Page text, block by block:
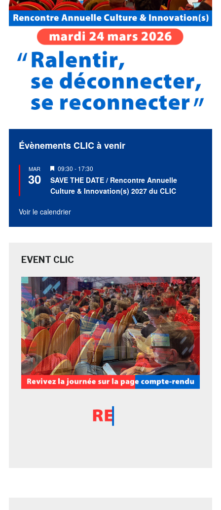
Évènements CLIC à venir
MAR
30
Mis
en
avant
09:30 - 17:30
SAVE THE DATE / Rencontre Annuelle
Culture & Innovation(s) 2027 du CLIC
Voir le calendrier
EVENT CLIC